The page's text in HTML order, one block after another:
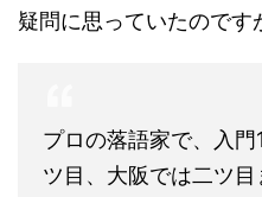
疑問に思っていたのです
プロの落語家で、入
ツ目、大阪では二ツ